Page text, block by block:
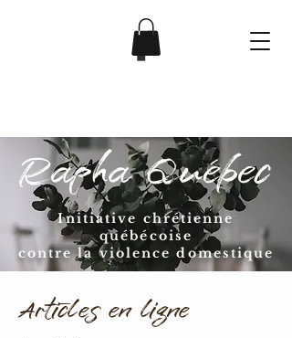
Initiative chrétienne
québécoise
contre la violence domestique
Articles en ligne